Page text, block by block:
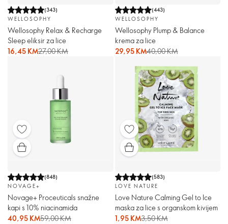
(343)
WELLOSOPHY
Wellosophy Relax & Recharge
Sleep eliksir za lice
16,45 KM27,00 KM
(443)
WELLOSOPHY
Wellosophy Plump & Balance
krema za lice
29,95 KM40,00 KM
(848)
NOVAGE+
Novage+ Proceuticals snažne
kapi s 10% niacinamida
40,95 KM59,00 KM
(583)
LOVE NATURE
Love Nature Calming Gel to Ice
maska za lice s organskom kivijem
1,95 KM3,50 KM